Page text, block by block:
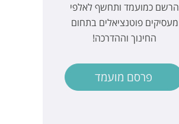
הרשם כמועמד ותחשף לאלפי
מעסיקים פוטנציאלים בתחום
החינוך וההדרכה!
פרסם מועמד